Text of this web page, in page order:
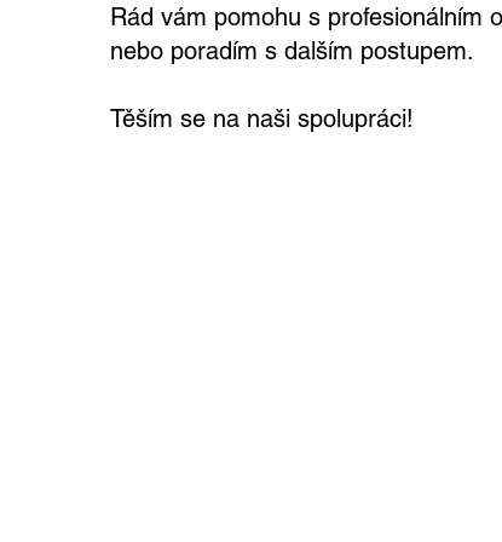
Rád vám pomohu s profesionálním
nebo poradím s dalším postupem.
Těším se na naši spolupráci!